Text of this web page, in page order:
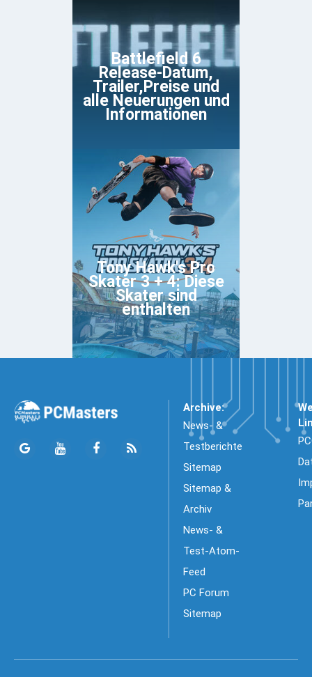
Battlefield 6
Release-Datum,
Trailer,Preise und
alle Neuerungen und
Informationen
Tony Hawk's Pro
Skater 3 + 4: Diese
Skater sind
enthalten
Archive:
News- &
Testberichte
Sitemap
Sitemap &
Archiv
News- &
Test-Atom-
Feed
PC Forum
Sitemap